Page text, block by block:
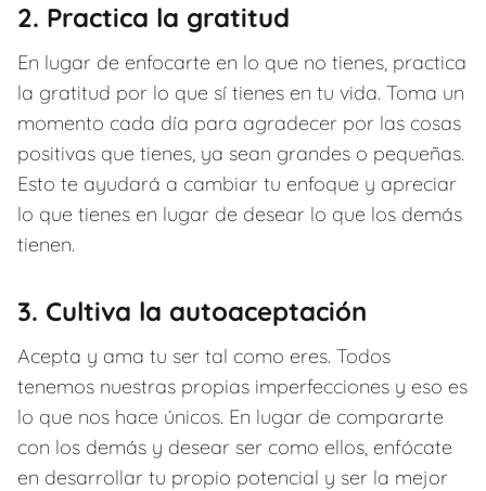
2. Practica la gratitud
En lugar de enfocarte en lo que no tienes, practica
la gratitud por lo que sí tienes en tu vida. Toma un
momento cada día para agradecer por las cosas
positivas que tienes, ya sean grandes o pequeñas.
Esto te ayudará a cambiar tu enfoque y apreciar
lo que tienes en lugar de desear lo que los demás
tienen.
3. Cultiva la autoaceptación
Acepta y ama tu ser tal como eres. Todos
tenemos nuestras propias imperfecciones y eso es
lo que nos hace únicos. En lugar de compararte
con los demás y desear ser como ellos, enfócate
en desarrollar tu propio potencial y ser la mejor